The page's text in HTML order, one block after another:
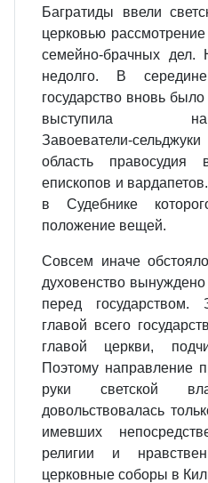
Багратиды ввели
церковью
семейно‑брачных дел.
недолго. В
государство вновь
выступила
область правосудия
епископов и
в Судебнике
положение вещей.
Совсем иначе
духовенство
перед государством.
главой всего
главой церкви,
Поэтому направление
руки светской
довольствовалась
имевших
религии и
церковные соборы в